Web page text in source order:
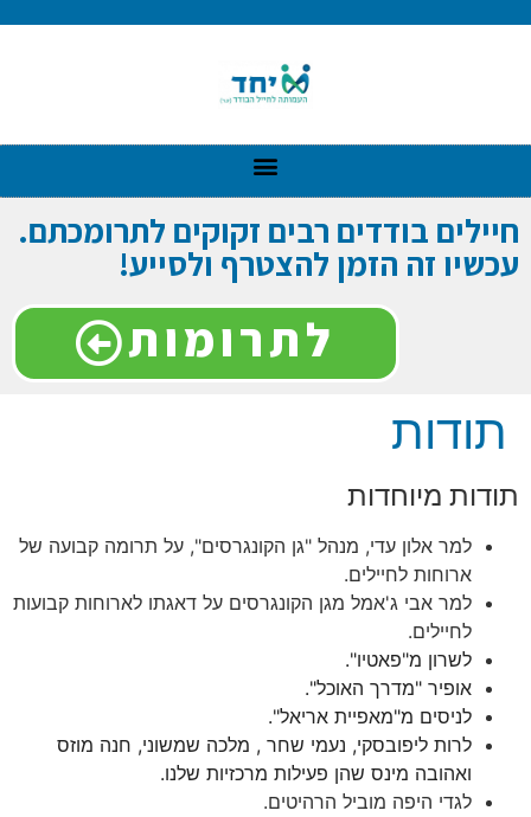
חיילים בודדים רבים זקוקים לתרומכתם.
עכשיו זה הזמן להצטרף ולסייע!
לתרומות
תודות
תודות מיוחדות
למר אלון עדי, מנהל "גן הקונגרסים", על תרומה קבועה של
ארוחות לחיילים.
למר אבי ג'אמל מגן הקונגרסים על דאגתו לארוחות קבועות
לחיילים.
לשרון מ"פאטיו".
אופיר "מדרך האוכל".
לניסים מ"מאפיית אריאל".
לרות ליפובסקי, נעמי שחר , מלכה שמשוני, חנה מוזס
ואהובה מינס שהן פעילות מרכזיות שלנו.
לגדי היפה מוביל הרהיטים.